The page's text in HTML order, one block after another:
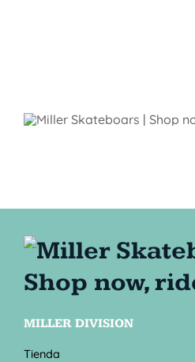
MILLER DIVISION
Tienda